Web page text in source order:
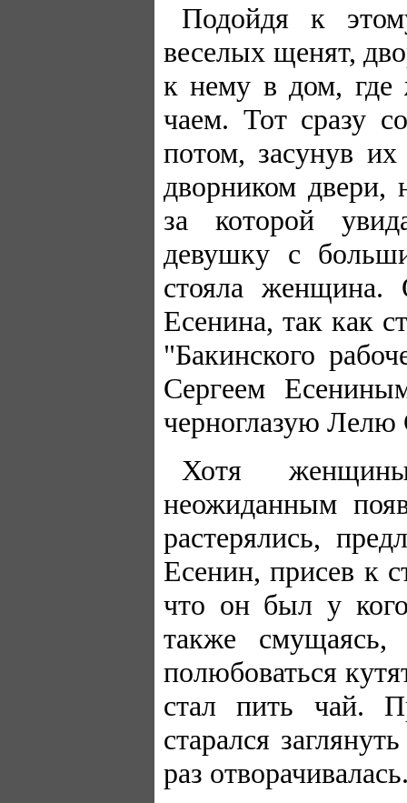
Подойдя к
веселых щенят,
к нему в дом, где
чаем. Тот сразу
потом, засунув
дворником двери,
за которой
девушку с
стояла
Есенина, так как
"Бакинского
Сергеем
черноглазую Лелю
Хотя
неожиданным
растерялись,
Есенин, присев к
что он был у
также
полюбоваться
стал пить чай.
старался
раз